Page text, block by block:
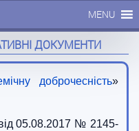
MENU
ДОКУМЕНТИ
доброчесність»
05.08.2017 № 2145-